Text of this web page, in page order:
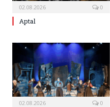
02.08.2026 0
Aptal
02.08.2026 0